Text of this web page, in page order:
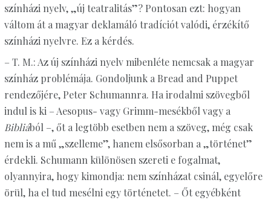
színházi nyelv, „új teatralitás”? Pontosan ezt: hogyan
váltom át a magyar deklamáló tradíciót valódi, érzékítő
színházi nyelvre. Ez a kérdés.
– T. M.: Az új színházi nyelv mibenléte nemcsak a magyar
színház problémája. Gondoljunk a Bread and Puppet
rendezőjére, Peter Schumannra. Ha irodalmi szövegből
indul is ki – Aesopus- vagy Grimm-mesékből vagy a
Bibliából –, őt a legtöbb esetben nem a szöveg, még csak
nem is a mű „szelleme”, hanem elsősorban a „történet”
érdekli. Schumann különösen szereti e fogalmat,
olyannyira, hogy kimondja: nem színházat csinál, egyelőre
örül, ha el tud mesélni egy történetet. – Őt egyébként